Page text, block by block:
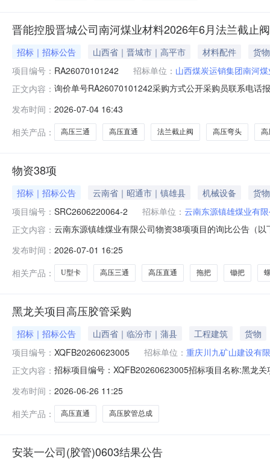
晋能控股晋城公司南河煤业材料2026年6月法兰截止
招标｜招标公告 山西省｜晋城市｜高平市 材料配件
货物
项目编号： RA26070101242 招标单位： 山西煤炭运销集团南河
正文内容： 询价单号RA26070101242采购方式公开采购员联系电话
压弯头DN19200.0个2026-08-30第一次采购高压变径弯
发布时间： 2026-07-04 16:43
相关产品：
高压三通 高压直通 法兰截止阀 高压弯头 高
物资38项
招标｜招标公告 云南省｜昭通市｜镇雄县 机械设备
货物
项目编号： SRC2606220064-2 招标单位： 云南东源镇雄煤业有
正文内容： 云南东源镇雄煤业有限公司物资38项项目的询比公告（
的名称规格型号计量单位数量品类备注ByItem螺栓
发布时间： 2026-07-01 16:25
相关产品：
U型卡 高压三通 高压直通 拖把 锄把
黑龙关项目高压胶管采购
招标｜招标公告 山西省｜临汾市｜蒲县 工程建筑
货物
项目编号： XQFB20260623005 招标单位： 重庆川九矿山建设有
正文内容： 招标项目编号：XQFB20260623005招标项目名称:黑龙
次采购有关事项通知如下：一、采购项目概况（一）采
发布时间： 2026-06-26 11:25
相关产品：
高压直通 高压胶管总成
安装一公司(胶管)0603结果公告